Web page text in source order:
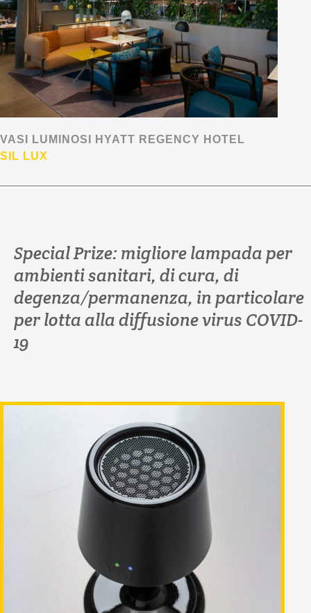
VASI LUMINOSI HYATT REGENCY HOTEL
SIL LUX
Special Prize: migliore lampada per
ambienti sanitari, di cura, di
degenza/permanenza, in particolare
per lotta alla diffusione virus COVID-
19